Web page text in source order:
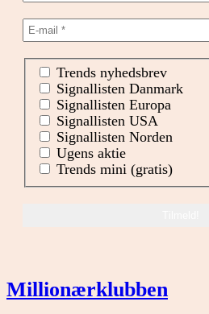
Trends nyhedsbrev
Signallisten Danmark
Signallisten Europa
Signallisten USA
Signallisten Norden
Ugens aktie
Trends mini (gratis)
Millionærklubben